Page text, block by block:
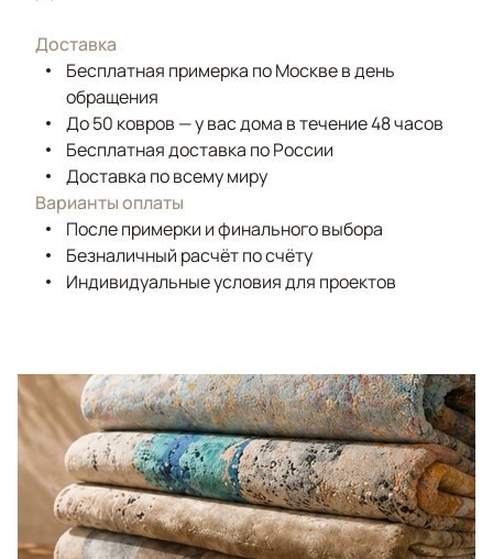
Доставка
Бесплатная примерка по Москве в день
обращения
До 50 ковров — у вас дома в течение 48 часов
Бесплатная доставка по России
Доставка по всему миру
Варианты оплаты
После примерки и финального выбора
Безналичный расчёт по счёту
Индивидуальные условия для проектов